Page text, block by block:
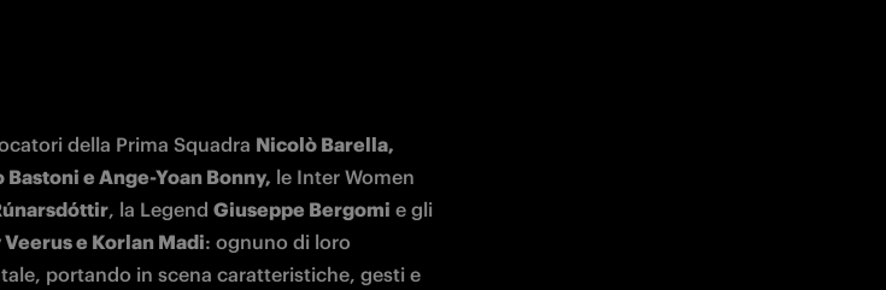
della Prima Squadra Nicolò Barella,
e Ange-Yoan Bonny,
, la Legend Giuseppe Bergomi e gli
e Korlan Madi: ognuno di loro
portando in scena caratteristiche, gesti e